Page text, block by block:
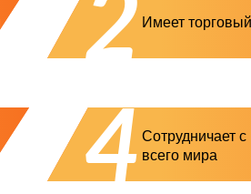
2 Имеет
4 Сотрудничает
всего мира